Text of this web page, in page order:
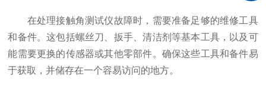
在处理接触角测试仪故障时，需要准备足够的维修工具
和备件。这包括螺丝刀、扳手、清洁剂等基本工具，以及可
能需要更换的传感器或其他零部件。确保这些工具和备件易
于获取，并储存在一个容易访问的地方。